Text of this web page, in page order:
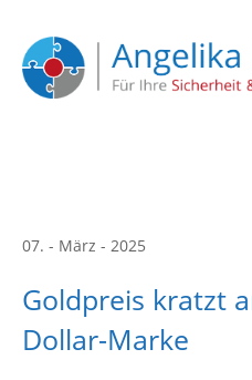
07. - März - 2025
Goldpreis kratzt
Dollar-Marke